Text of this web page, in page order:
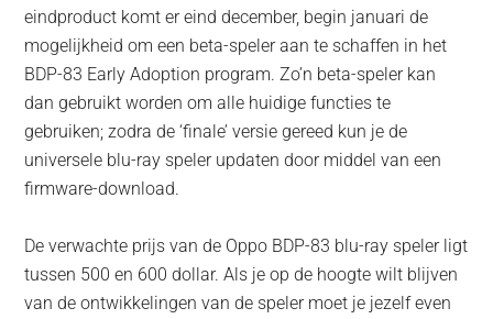
eindproduct komt er eind december, begin januari de
mogelijkheid om een beta-speler aan te schaffen in het
BDP-83 Early Adoption program. Zo’n beta-speler kan
dan gebruikt worden om alle huidige functies te
gebruiken; zodra de ‘finale’ versie gereed kun je de
universele blu-ray speler updaten door middel van een
firmware-download.
De verwachte prijs van de Oppo BDP-83 blu-ray speler ligt
tussen 500 en 600 dollar. Als je op de hoogte wilt blijven
van de ontwikkelingen van de speler moet je jezelf even